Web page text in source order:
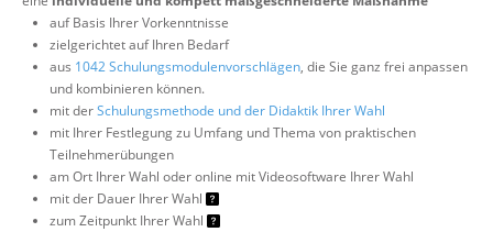
auf Basis Ihrer Vorkenntnisse
zielgerichtet auf Ihren Bedarf
aus 1042 Schulungsmodulenvorschlägen, die Sie ganz frei anpassen
und kombinieren können.
mit derSchulungsmethode und der Didaktik Ihrer Wahl
mit Ihrer Festlegung zu Umfang und Thema von praktischen
Teilnehmerübungen
am Ort Ihrer Wahl oder online mit Videosoftware Ihrer Wahl
mit der Dauer Ihrer Wahl
zum Zeitpunkt Ihrer Wahl